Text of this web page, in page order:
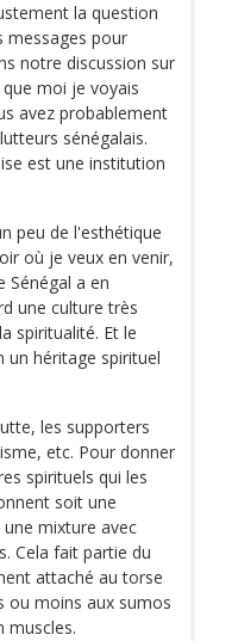
la question
messages pour
notre discussion sur
moi je voyais
avez probablement
sénégalais.
est une institution
peu de l'esthétique
où je veux en venir,
Sénégal a en
une culture très
spiritualité. Et le
un héritage spirituel
les supporters
etc. Pour donner
spirituels qui les
soit une
mixture avec
Cela fait partie du
attaché au torse
ou moins aux sumos
muscles.